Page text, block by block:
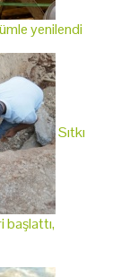
yenilendi
Sıtkı
başlattı,